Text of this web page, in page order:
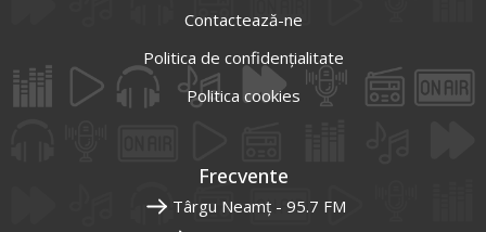
Contactează-ne
Politica de confidențialitate
Politica cookies
Frecvente
Târgu Neamț - 95.7 FM